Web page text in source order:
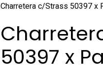
Charretera c/Strass 50397 x
50397 x